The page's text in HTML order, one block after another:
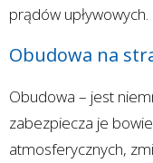
prądów upływowych.
Obudowa na
Obudowa – jest
zabezpiecza je
atmosferycznych,